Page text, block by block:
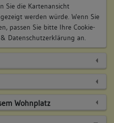
Sie die Kartenansicht
werden würde. Wenn Sie
passen Sie bitte Ihre Cookie-
Datenschutzerklärung an.
Wohnplatz